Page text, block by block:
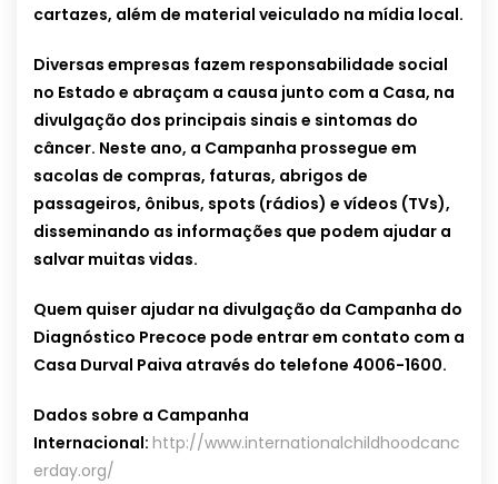
cartazes, além de material veiculado na mídia local.
Diversas empresas fazem responsabilidade social
no Estado e abraçam a causa junto com a Casa, na
divulgação dos principais sinais e sintomas do
câncer. Neste ano, a Campanha prossegue em
sacolas de compras, faturas, abrigos de
passageiros, ônibus, spots (rádios) e vídeos (TVs),
disseminando as informações que podem ajudar a
salvar muitas vidas.
Quem quiser ajudar na divulgação da Campanha do
Diagnóstico Precoce pode entrar em contato com a
Casa Durval Paiva através do telefone 4006-1600.
Dados sobre a Campanha
Internacional: http://www.internationalchildhoodcanc
erday.org/